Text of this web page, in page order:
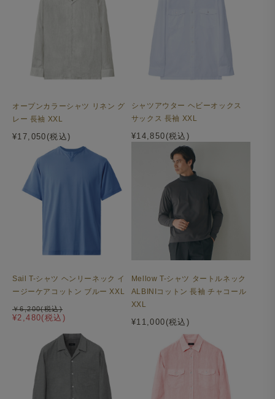
袖はカマ底（脇下部分）の構造ラインをずらす事により前
振りの袖付けにしており、着用感とジャケット着用時のお
オープンカラーシャツ リネン グ
レー 長袖 XXL
¥17,050(税込)
シャツアウター ヘビーオックス
サックス 長袖 XXL
¥14,850(税込)
Sail T-シャツ ヘンリーネック イ
ージーケアコットン ブルー XXL
¥2,480(税込)
￥6,200(税込)
Mellow T-シャツ タートルネック
ALBINIコットン 長袖 チャコール
XXL
¥11,000(税込)